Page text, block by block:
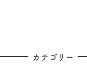
カテゴリー